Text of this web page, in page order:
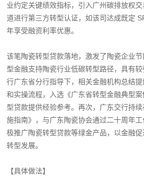
业约定关键绩效指标，引入广州碳排放权
道进行第三方转型认证，如该司达成既定
年享受融资利率优惠。
该笔陶瓷转型贷款落地，激发了陶瓷企业
型金融支持陶瓷行业低碳转型路径，具有
行广东省分行指导下，相关金融机构总结
和实操流程，入选《广东省转型金融典型
型贷款提供经验参考。再次，广东交行持
施指南》，与广东陶瓷协会通过二十周年
极推广陶瓷转型贷款等绿金产品，以金融
转型发展。
【具体做法】